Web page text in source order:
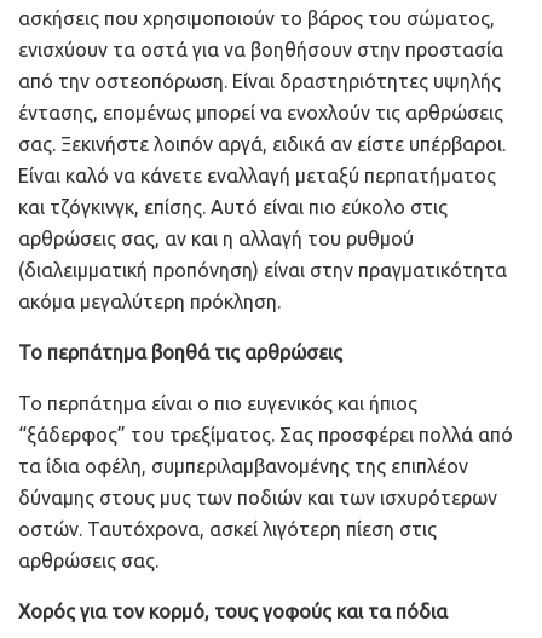
ασκήσεις που χρησιμοποιούν το βάρος του σώματος,
ενισχύουν τα οστά για να βοηθήσουν στην προστασία
από την οστεοπόρωση. Είναι δραστηριότητες υψηλής
έντασης, επομένως μπορεί να ενοχλούν τις αρθρώσεις
σας. Ξεκινήστε λοιπόν αργά, ειδικά αν είστε υπέρβαροι.
Είναι καλό να κάνετε εναλλαγή μεταξύ περπατήματος
και τζόγκινγκ, επίσης. Αυτό είναι πιο εύκολο στις
αρθρώσεις σας, αν και η αλλαγή του ρυθμού
(διαλειμματική προπόνηση) είναι στην πραγματικότητα
ακόμα μεγαλύτερη πρόκληση.
Το περπάτημα βοηθά τις αρθρώσεις
Το περπάτημα είναι ο πιο ευγενικός και ήπιος
“ξάδερφος” του τρεξίματος. Σας προσφέρει πολλά από
τα ίδια οφέλη, συμπεριλαμβανομένης της επιπλέον
δύναμης στους μυς των ποδιών και των ισχυρότερων
οστών. Ταυτόχρονα, ασκεί λιγότερη πίεση στις
αρθρώσεις σας.
Χορός για τον κορμό, τους γοφούς και τα πόδια